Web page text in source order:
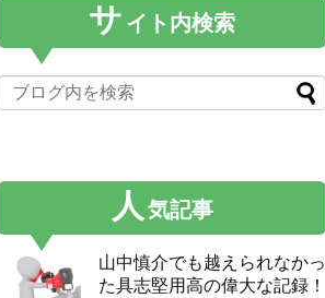
サ イト内検索
人 気記事
山中慎介でも越えられなかっ
た具志堅用高の偉大な記録！